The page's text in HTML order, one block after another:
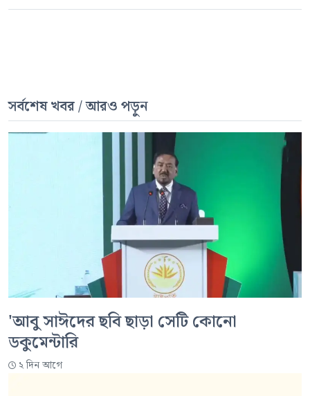
সর্বশেষ খবর / আরও পড়ুন
'আবু সাঈদের ছবি ছাড়া সেটি কোনো
ডকুমেন্টারি
২ দিন আগে